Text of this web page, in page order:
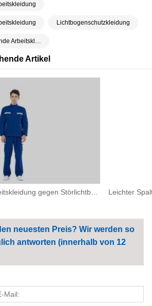
Artikel
Lichtbogenschutzkleidung
Flammhemmende Arbeitskleidung
neuesten Preis? Wir werden so
antworten (innerhalb von 12